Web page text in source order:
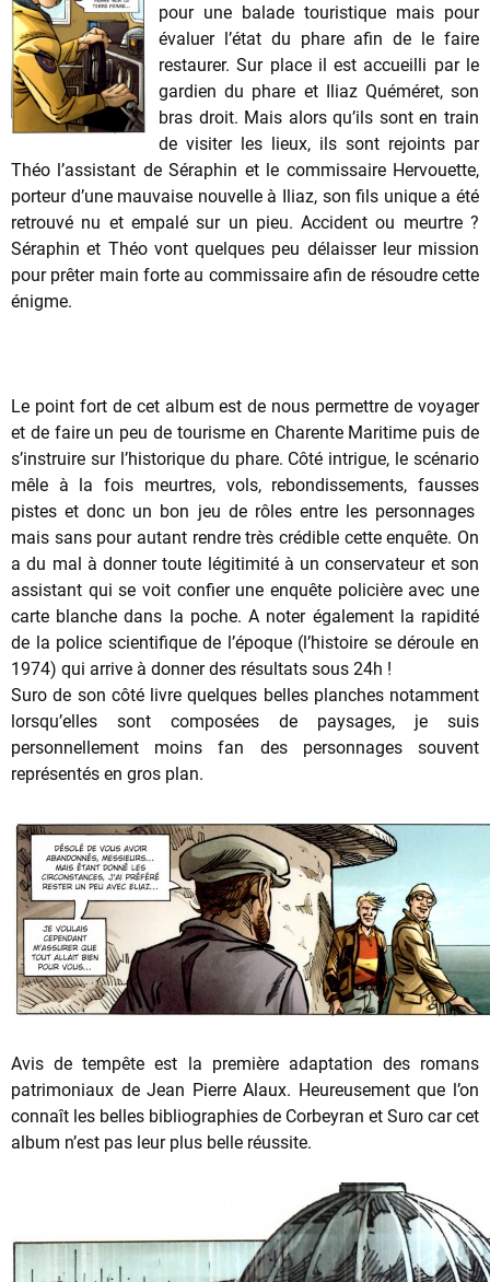
pour une balade touristique mais pour
évaluer l’état du phare afin de le faire
restaurer. Sur place il est accueilli par le
gardien du phare et Iliaz Quéméret, son
bras droit. Mais alors qu’ils sont en train
de visiter les lieux, ils sont rejoints par
Théo l’assistant de Séraphin et le commissaire Hervouette,
porteur d’une mauvaise nouvelle à Iliaz, son fils unique a été
retrouvé nu et empalé sur un pieu. Accident ou meurtre ?
Séraphin et Théo vont quelques peu délaisser leur mission
pour prêter main forte au commissaire afin de résoudre cette
énigme.
Le point fort de cet album est de nous permettre de voyager
et de faire un peu de tourisme en Charente Maritime puis de
s’instruire sur l’historique du phare. Côté intrigue, le scénario
mêle à la fois meurtres, vols, rebondissements, fausses
pistes et donc un bon jeu de rôles entre les personnages
mais sans pour autant rendre très crédible cette enquête. On
a du mal à donner toute légitimité à un conservateur et son
assistant qui se voit confier une enquête policière avec une
carte blanche dans la poche. A noter également la rapidité
de la police scientifique de l’époque (l’histoire se déroule en
1974) qui arrive à donner des résultats sous 24h !
Suro de son côté livre quelques belles planches notamment
lorsqu’elles sont composées de paysages, je suis
personnellement moins fan des personnages souvent
représentés en gros plan.
Avis de tempête est la première adaptation des romans
patrimoniaux de Jean Pierre Alaux. Heureusement que l’on
connaît les belles bibliographies de Corbeyran et Suro car cet
album n’est pas leur plus belle réussite.